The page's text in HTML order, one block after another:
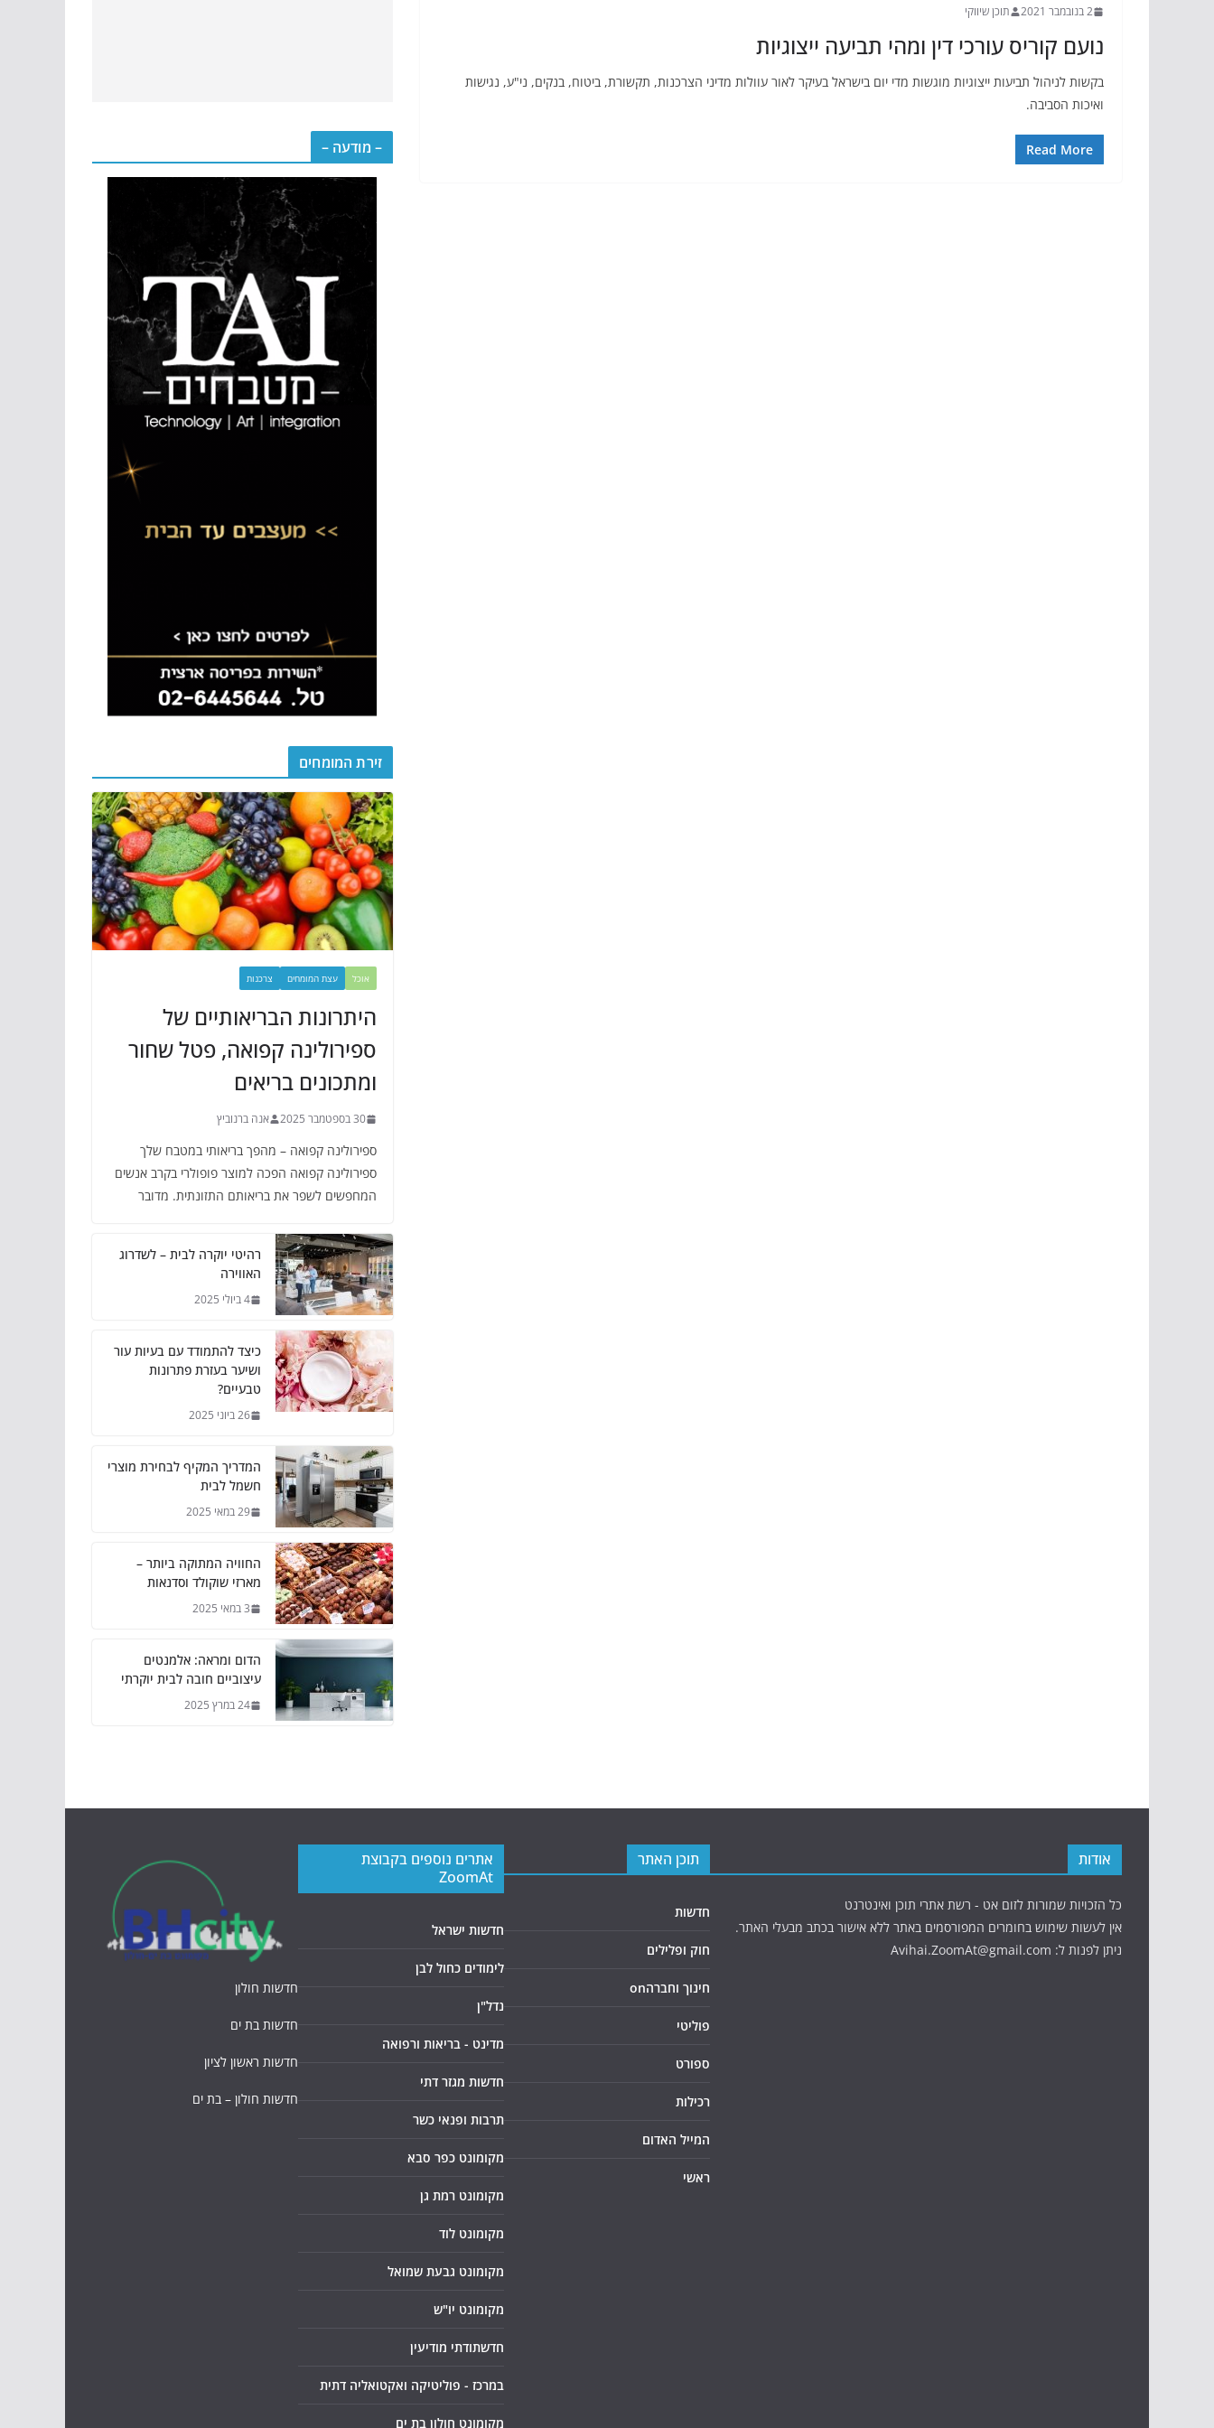
2 בנובמבר 2021 תוכן שיווקי
נועם קוריס עורכי דין ומהי תביעה ייצוגיות
בקשות לניהול תביעות ייצוגיות מוגשות מדי יום בישראל בעיקר לאור עוולות מדיני הצרכנות, תקשורת, ביטוח, בנקים, ני"ע, נגישות
ואיכות הסביבה.
Read More – מודעה –
זירת המומחים
אוכל עצת המומחים צרכנות
היתרונות הבריאותיים של
ספירולינה קפואה, פטל שחור
ומתכונים בריאים
30 בספטמבר 2025 אנה ברנוביץ
ספירולינה קפואה – מהפך בריאותי במטבח שלך
ספירולינה קפואה הפכה למוצר פופולרי בקרב אנשים
המחפשים לשפר את בריאותם התזונתית. מדובר
רהיטי יוקרה לבית – לשדרוג
האווירה
4 ביולי 2025
כיצד להתמודד עם בעיות עור
ושיער בעזרת פתרונות
טבעיים?
26 ביוני 2025
המדריך המקיף לבחירת מוצרי
חשמל לבית
29 במאי 2025
החוויה המתוקה ביותר –
מארזי שוקולד וסדנאות
3 במאי 2025
הדום ומראה: אלמנטים
עיצוביים חובה לבית יוקרתי
24 במרץ 2025
אודות
כל הזכויות שמורות לזום אט - רשת אתרי תוכן ואינטרנט
אין לעשות שימוש בחומרים המפורסמים באתר ללא אישור בכתב מבעלי האתר.
ניתן לפנות ל: Avihai.ZoomAt@gmail.com
תוכן האתר
חדשות
חוק ופלילים
חינוך וחברהon
פוליטי
ספורט
רכילות
המייל האדום
ראשי
אתרים נוספים בקבוצת
ZoomAt
חדשות ישראל
לימודים כחול לבן
נדל"ן
מדינט - בריאות ורפואה
חדשות מגזר דתי
תרבות ופנאי כשר
מקומונט כפר סבא
מקומונט רמת גן
מקומונט לוד
מקומונט גבעת שמואל
מקומונט יו"ש
חדשתודתי מודיעין
במרכז - פוליטיקה ואקטואליה דתית
מקומונט חולון בת ים
חדשות חולון
חדשות בת ים
חדשות ראשון לציון
חדשות חולון – בת ים